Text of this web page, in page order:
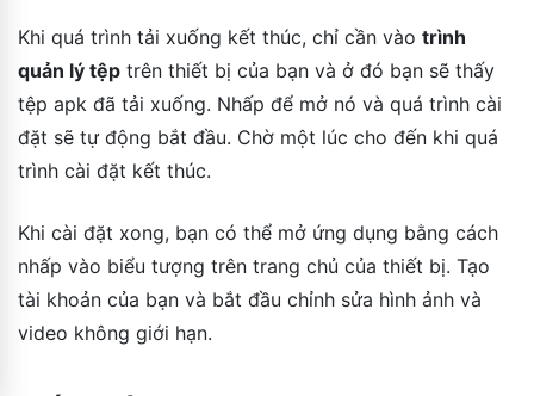
Khi quá trình tải xuống kết thúc, chỉ cần vào trình
quản lý tệp trên thiết bị của bạn và ở đó bạn sẽ thấy
tệp apk đã tải xuống. Nhấp để mở nó và quá trình cài
đặt sẽ tự động bắt đầu. Chờ một lúc cho đến khi quá
trình cài đặt kết thúc.
Khi cài đặt xong, bạn có thể mở ứng dụng bằng cách
nhấp vào biểu tượng trên trang chủ của thiết bị. Tạo
tài khoản của bạn và bắt đầu chỉnh sửa hình ảnh và
video không giới hạn.